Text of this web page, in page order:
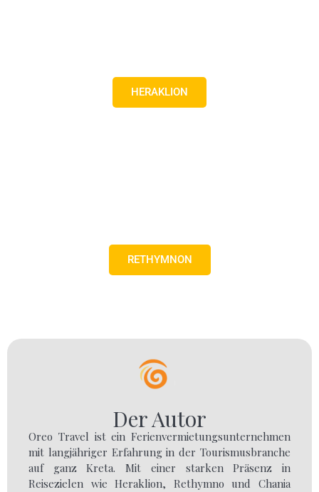
HERAKLION
RETHYMNON
Der Autor
Oreo Travel ist ein Ferienvermietungsunternehmen
mit langjähriger Erfahrung in der Tourismusbranche
auf ganz Kreta. Mit einer starken Präsenz in
Reisezielen wie Heraklion, Rethymno und Chania